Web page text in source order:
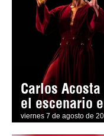
Carlos
el escenario
viernes 7 de agosto de